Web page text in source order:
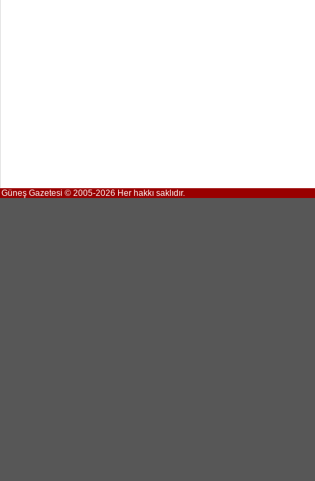
Güneş Gazetesi © 2005-2026 Her hakkı saklıdır.